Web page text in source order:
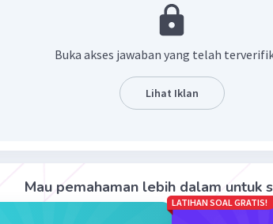
Fungsi utama negara dalam ekonomi Islam, yaitu
kebutuhan minimum masyarakat, artinya negara
ketersediaan kebutuhan yang diperlukan
menjamin kesejahteraan rakyat. Selain itu,
fungsi mendidik dan membina masyarakatnya
Jadi, jawabannya adalah C. menjamin
minimal rakyat
Buka akses jawaban yang telah
Lihat Iklan
Mau pemahaman lebih dalam untuk
LATIHAN SOAL GRATIS!